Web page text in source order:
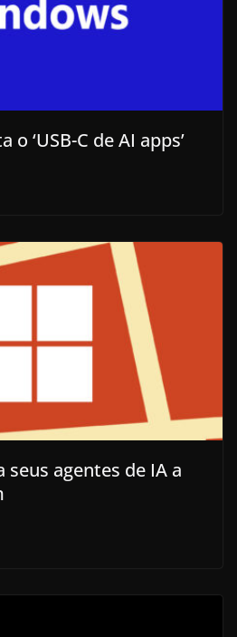
‘USB-C de AI apps’
agentes de IA a